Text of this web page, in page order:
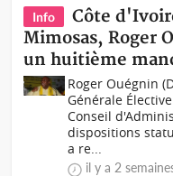
Info
Côte
Mimosas, Roger
un huitième
Roger Ouégnin
Générale
Conseil
dispositions
a re...
il y a 2